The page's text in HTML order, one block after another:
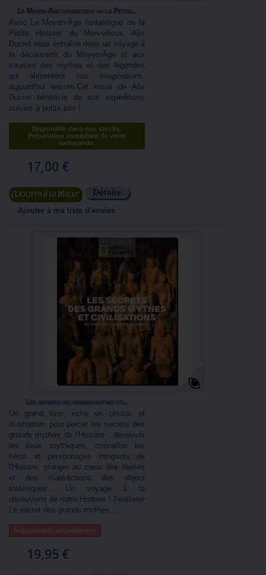
Le Moyen-Âge fantastique ou la Petite...
Avec Le Moyen-Âge fantastique ou la
Petite Histoire du Merveilleux, Alix
Ducret nous entraîne dans un voyage à
la découverte du Moyen-Âge et aux
sources des mythes et des légendes
qui alimentent nos imaginations,
aujourd'hui encore.Cet essai de Alix
Ducret bénéficie de nos expéditions
suivies à petits prix !
Disponible dans nos stocks.
Préparation immédiate de votre
commande.
17,00 €
Ajouter au panier Détails
Ajouter à ma liste d'envies
Les secrets des grands mythes et...
Un grand livre, riche en photos et
illustration, pour percer les secrets des
grands mythes de l'Histoire : découvrir
les lieux mythiques, connaître les
héros et personnages intrigants de
l'Histoire, plonger au cœur des féeries
et des malédictions des objets
totémiques... Un voyage à la
découverte de notre Histoire ! Feuilleter
Le secret des grands mythes...
Indisponible actuellement
19,95 €